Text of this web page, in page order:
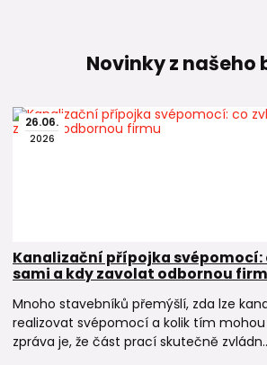
Novinky z našeho
26.06.
2026
Kanalizační přípojka svépomocí:
sami a kdy zavolat odbornou
Mnoho stavebníků přemýšlí, zda lze
realizovat svépomocí a kolik tím
zpráva je, že část prací skutečně